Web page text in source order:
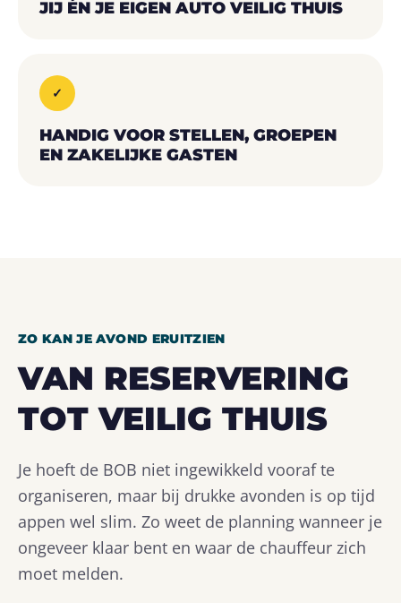
JIJ ÉN JE EIGEN AUTO VEILIG THUIS
✓
HANDIG VOOR STELLEN, GROEPEN
EN ZAKELIJKE GASTEN
ZO KAN JE AVOND ERUITZIEN
VAN RESERVERING
TOT VEILIG THUIS
Je hoeft de BOB niet ingewikkeld vooraf te
organiseren, maar bij drukke avonden is op tijd
appen wel slim. Zo weet de planning wanneer je
ongeveer klaar bent en waar de chauffeur zich
moet melden.